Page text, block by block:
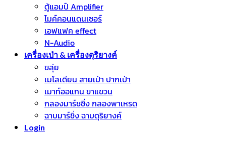
ตู้แอมป์ Amplifier
ไมค์คอนแดนเซอร์
เอฟแฟค effect
N-Audio
เครื่องเป่า & เครื่องดุริยางค์
ขลุ่ย
เมโลเดียน สายเป่า ปากเป่า
เมาท์ออแกน ขาแขวน
กลองมาร์ชชิ่ง กลองพาเหรด
ฉาบมาร์ชิ่ง ฉาบดุริยางค์
Login